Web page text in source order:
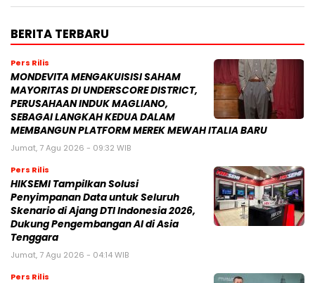
BERITA TERBARU
Pers Rilis
MONDEVITA MENGAKUISISI SAHAM
MAYORITAS DI UNDERSCORE DISTRICT,
PERUSAHAAN INDUK MAGLIANO,
SEBAGAI LANGKAH KEDUA DALAM
MEMBANGUN PLATFORM MEREK MEWAH ITALIA BARU
Jumat, 7 Agu 2026 - 09:32 WIB
Pers Rilis
HIKSEMI Tampilkan Solusi
Penyimpanan Data untuk Seluruh
Skenario di Ajang DTI Indonesia 2026,
Dukung Pengembangan AI di Asia
Tenggara
Jumat, 7 Agu 2026 - 04:14 WIB
Pers Rilis